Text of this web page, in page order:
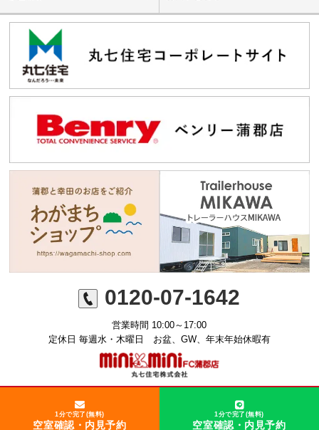
0120-07-1642
営業時間 10:00～17:00
定休日 毎週水・木曜日 お盆、GW、年末年始休暇有
1分で完了(無料)
空室確認・内見予約
1分で完了(無料)
空室確認・内見予約